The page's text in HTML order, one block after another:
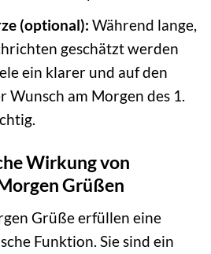
(optional): Während lange,
geschätzt werden
ein klarer und auf den
Wunsch am Morgen des 1.
Wirkung von
Grüßen
Grüße erfüllen eine
Funktion. Sie sind ein